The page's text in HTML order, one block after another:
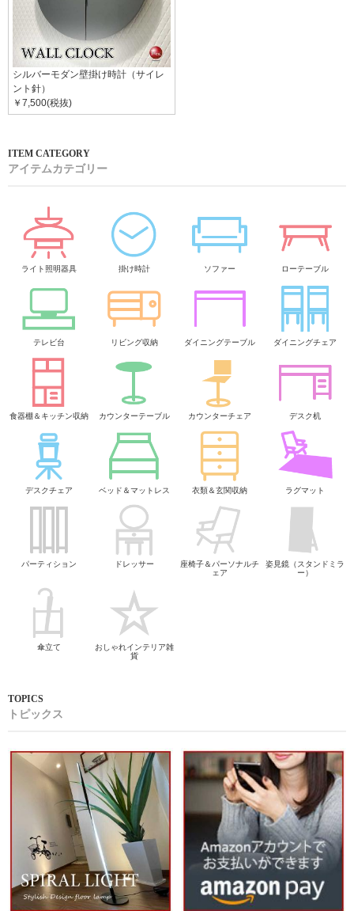
シルバーモダン壁掛け時計（サイレ
ント針）
￥7,500(税抜)
アイテムカテゴリー
ライト照明器具 掛け時計 ソファー ローテーブル
テレビ台 リビング収納 ダイニングテーブル ダイニングチェア
食器棚＆キッチン収納 カウンターテーブル カウンターチェア デスク机
デスクチェア ベッド＆マットレス 衣類＆玄関収納 ラグマット
パーティション ドレッサー
座椅子＆パーソナルチ
ェア
姿見鏡（スタンドミラ
ー）
傘立て
おしゃれインテリア雑
貨
トピックス